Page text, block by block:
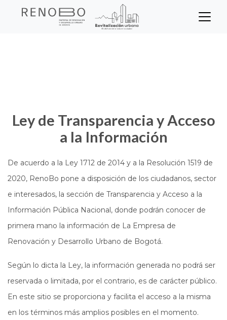
Sitio Web Empresa de
Transparencia
Ley de Transparencia y Acceso
a la Información
De acuerdo a la Ley 1712 de 2014 y a la Resolución 1519 de
2020, RenoBo pone a disposición de los ciudadanos, sector
e interesados, la sección de Transparencia y Acceso a la
Información Pública Nacional, donde podrán conocer de
primera mano la información de La Empresa de
Renovación y Desarrollo Urbano de Bogotá.
Según lo dicta la Ley, la información generada no podrá ser
reservada o limitada, por el contrario, es de carácter público.
En este sitio se proporciona y facilita el acceso a la misma
en los términos más amplios posibles en el momento.